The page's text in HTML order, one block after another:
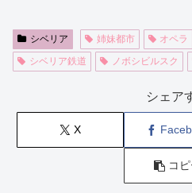
シベリア 姉妹都市 オペラ
シベリア鉄道
ノボシビルスク
シェア
X
コ